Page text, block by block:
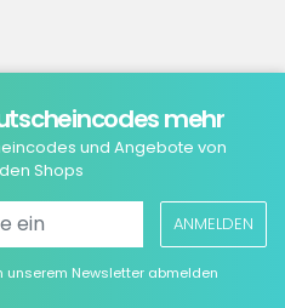
mehr
und Angebote von
Shops
ANMELDEN
unserem Newsletter abmelden